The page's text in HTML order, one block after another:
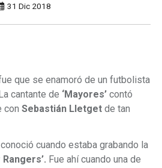
31 Dic 2018
que se enamoró de un futbolista
cantante de ‘Mayores’ contó
conSebastián Lletgetde tan
cuando estaba grabando la
Rangers’. Fue ahí cuando una de